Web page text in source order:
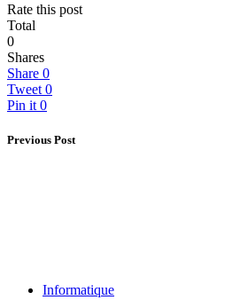
Rate this post
Total
0
Shares
Share 0
Tweet 0
Pin it 0
Previous Post
Informatique